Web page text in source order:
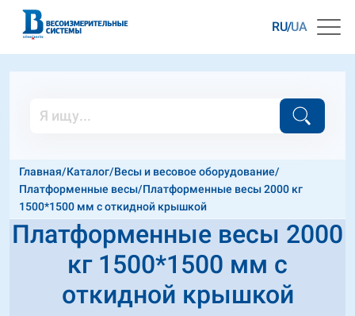
RU UA
Главная/Каталог/Весы и весовое оборудование/
Платформенные весы/Платформенные весы 2000 кг
1500*1500 мм с откидной крышкой
Платформенные весы 2000
кг 1500*1500 мм с
откидной крышкой